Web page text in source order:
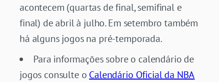
acontecem (quartas de final, semifinal e
final) de abril à julho. Em setembro também
há alguns jogos na pré-temporada.
Para informações sobre o calendário de
jogos consulte o Calendário Oficial da NBA